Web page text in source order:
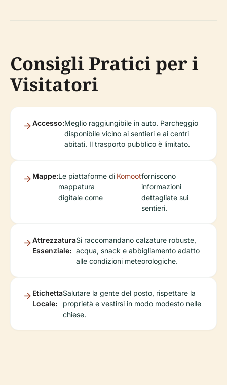
Consigli Pratici per i
Visitatori
Accesso:Meglio raggiungibile in auto. Parcheggio
disponibile vicino ai sentieri e ai centri
abitati. Il trasporto pubblico è limitato.
Mappe:Le piattaforme di
mappatura
digitale come
Komootforniscono
informazioni
dettagliate sui
sentieri.
Attrezzatura
Essenziale:
Si raccomandano calzature robuste,
acqua, snack e abbigliamento adatto
alle condizioni meteorologiche.
Etichetta
Locale:
Salutare la gente del posto, rispettare la
proprietà e vestirsi in modo modesto nelle
chiese.